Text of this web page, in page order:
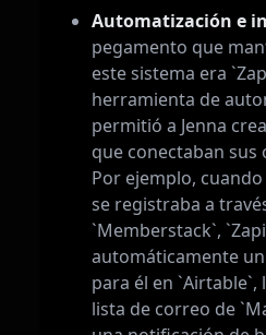
Automatización e
pegamento que
este sistema era
herramienta de
permitió a Jenna
que conectaban sus
Por ejemplo,
se registraba a
`Memberstack`,
automáticamente
para él en `Airtable`,
lista de correo de